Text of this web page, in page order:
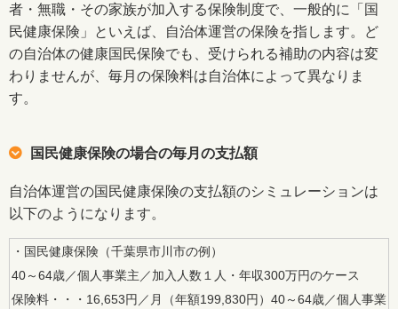
者・無職・その家族が加入する保険制度で、一般的に「国
民健康保険」といえば、自治体運営の保険を指します。ど
の自治体の健康国民保険でも、受けられる補助の内容は変
わりませんが、毎月の保険料は自治体によって異なりま
す。
国民健康保険の場合の毎月の支払額
自治体運営の国民健康保険の支払額のシミュレーションは
以下のようになります。
・国民健康保険（千葉県市川市の例）
40～64歳／個人事業主／加入人数１人・年収300万円のケース
保険料・・・16,653円／月（年額199,830円）40～64歳／個人事業